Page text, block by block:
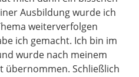
Ausbildung wurde ich
weiterverfolgen
ich gemacht. Ich bin im
wurde nach meinem
übernommen. Schließlich